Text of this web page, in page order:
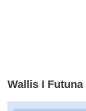
Wallis I Futuna